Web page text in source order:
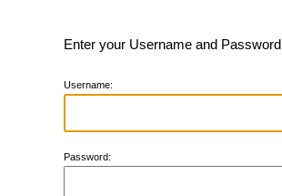
Enter your Username and Password
Username:
Password: